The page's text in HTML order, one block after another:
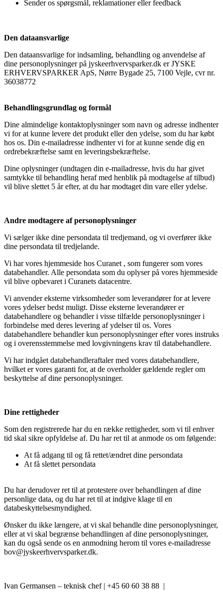
Sender os spørgsmål, reklamationer eller feedback
Den dataansvarlige
Den dataansvarlige for indsamling, behandling og anvendelse af
dine personoplysninger på jyskeerhvervsparker.dk er JYSKE
ERHVERVSPARKER ApS, Nørre Bygade 25, 7100 Vejle, cvr nr.
36038772
Behandlingsgrundlag og formål
Dine almindelige kontaktoplysninger som navn og adresse indhenter
vi for at kunne levere det produkt eller den ydelse, som du har købt
hos os. Din e-mailadresse indhenter vi for at kunne sende dig en
ordrebekræftelse samt en leveringsbekræftelse.
Dine oplysninger (undtagen din e-mailadresse, hvis du har givet
samtykke til behandling heraf med henblik på modtagelse af tilbud)
vil blive slettet 5 år efter, at du har modtaget din vare eller ydelse.
Andre modtagere af personoplysninger
Vi sælger ikke dine persondata til tredjemand, og vi overfører ikke
dine persondata til tredjelande.
Vi har vores hjemmeside hos Curanet , som fungerer som vores
databehandler. Alle persondata som du oplyser på vores hjemmeside
vil blive opbevaret i Curanets datacentre.
Vi anvender eksterne virksomheder som leverandører for at levere
vores ydelser bedst muligt. Disse eksterne leverandører er
databehandlere og behandler i visse tilfælde personoplysninger i
forbindelse med deres levering af ydelser til os. Vores
databehandlere behandler kun personoplysninger efter vores instruks
og i overensstemmelse med lovgivningens krav til databehandlere.
Vi har indgået databehandleraftaler med vores databehandlere,
hvilket er vores garanti for, at de overholder gældende regler om
beskyttelse af dine personoplysninger.
Dine rettigheder
Som den registrerede har du en række rettigheder, som vi til enhver
tid skal sikre opfyldelse af. Du har ret til at anmode os om følgende:
At få adgang til og få rettet/ændret dine persondata
At få slettet persondata
Du har derudover ret til at protestere over behandlingen af dine
personlige data, og du har ret til at indgive klage til en
databeskyttelsesmyndighed.
Ønsker du ikke længere, at vi skal behandle dine personoplysninger,
eller at vi skal begrænse behandlingen af dine personoplysninger,
kan du også sende os en anmodning herom til vores e-mailadresse
bov@jyskeerhvervsparker.dk.
Ivan Germansen – teknisk chef | +45 60 60 38 88 |